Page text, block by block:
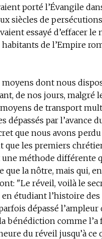
porté l’Évangile
siècles de
essayé d’effacer le
de l’Empire
moyens dont nous
de nos jours, malgré
de transport
dépassés par l’avance
que nous avons
que les premiers
méthode différente
la nôtre, mais qui,
"Le réveil, voilà le
étudiant l’histoire
dépassé l’ampleur
bénédiction comme l’a
du réveil jusqu’à ce